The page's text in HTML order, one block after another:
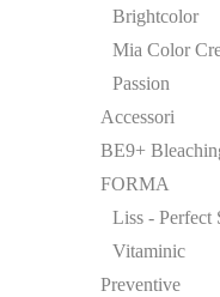
Brightcolor
Mia Color
Passion
Accessori
BE9+
FORMA
Liss - Perfect
Vitaminic
Preventive